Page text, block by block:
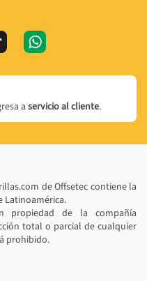
aservicio al cliente.
de Offsetec contiene la
Latinoamérica.
propiedad de la compañía
total o parcial de cualquier
prohibido.